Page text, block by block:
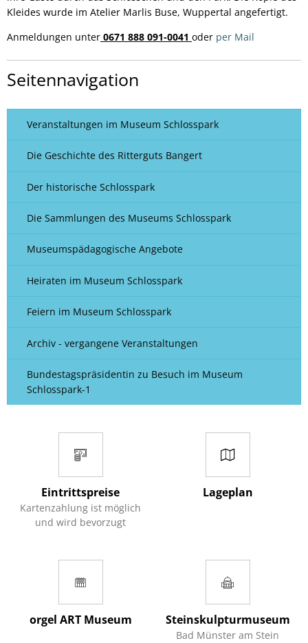
Kleides wurde im Atelier Marlis Buse, Wuppertal angefertigt.
Anmeldungen unter 0671 888 091-0041 oder per Mail
Seitennavigation
Veranstaltungen im Museum Schlosspark
Die Geschichte des Ritterguts Bangert
Der historische Schlosspark
Die Sammlungen des Museums Schlosspark
Museumspädagogische Angebote
Heiraten im Museum Schlosspark
Feiern im Museum Schlosspark
Archiv - vergangene Veranstaltungen
Bundestagspräsidentin zu Besuch im Museum
Schlosspark-1
Eintrittspreise
Kartenzahlung ist möglich
und wird bevorzugt
Lageplan
orgel ART Museum Steinskulpturmuseum
Bad Münster am Stein